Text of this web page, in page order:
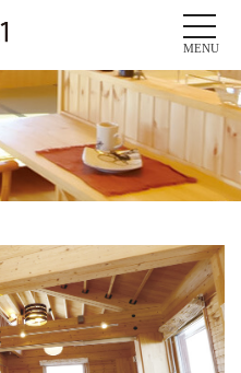
Toggle
MENU